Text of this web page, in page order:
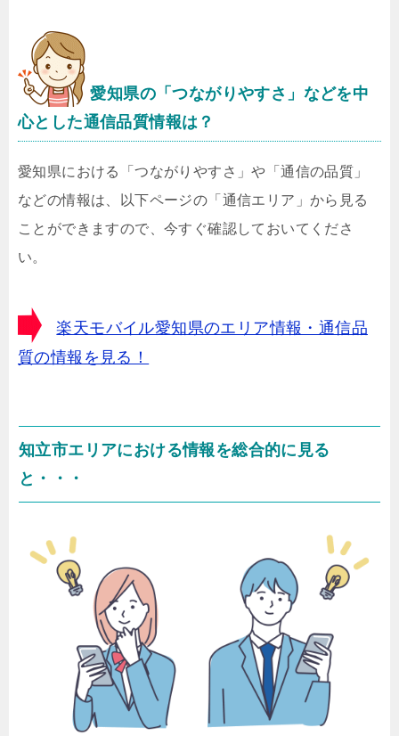
愛知県の「つながりやすさ」などを中
心とした通信品質情報は？
愛知県における「つながりやすさ」や「通信の品質」
などの情報は、以下ページの「通信エリア」から見る
ことができますので、今すぐ確認しておいてくださ
い。
楽天モバイル愛知県のエリア情報・通信品
質の情報を見る！
知立市エリアにおける情報を総合的に見る
と・・・